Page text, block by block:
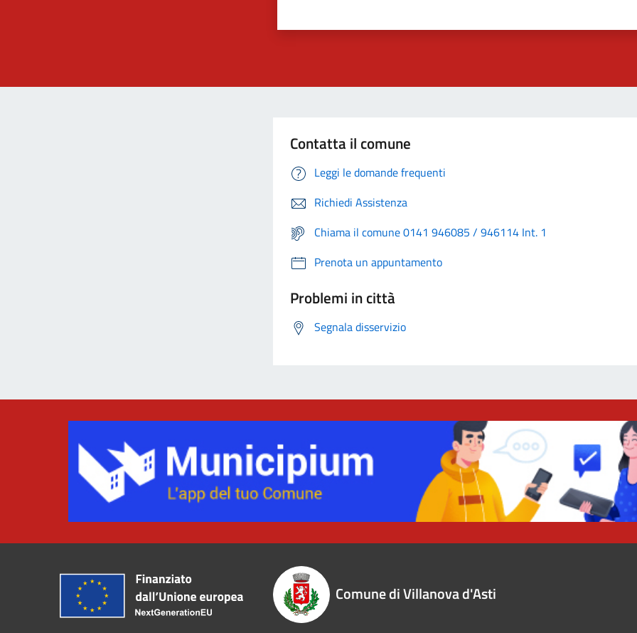
Contatta il comune
Leggi le domande frequenti
Richiedi Assistenza
Chiama il comune 0141 946085 / 946114 Int. 1
Prenota un appuntamento
Problemi in città
Segnala disservizio
Comune di Villanova d'Asti